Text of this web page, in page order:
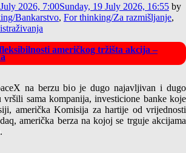
2026, 7:00Sunday, 19 July 2026, 16:55 by
Bankarstvo, For thinking/Za razmišljanje,
američkog tržišta akcija –
na berzu bio je dugo najavljivan i dugo
vršili sama kompanija, investicione banke koje
američka Komisija za hartije od vrijednosti
američka berza na kojoj se trguje akcijama